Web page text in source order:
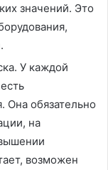
значений. Это
У каждой
Она обязательно
на
возможен